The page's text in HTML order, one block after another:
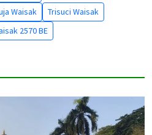
Waisak
Trisuci Waisak
2570 BE